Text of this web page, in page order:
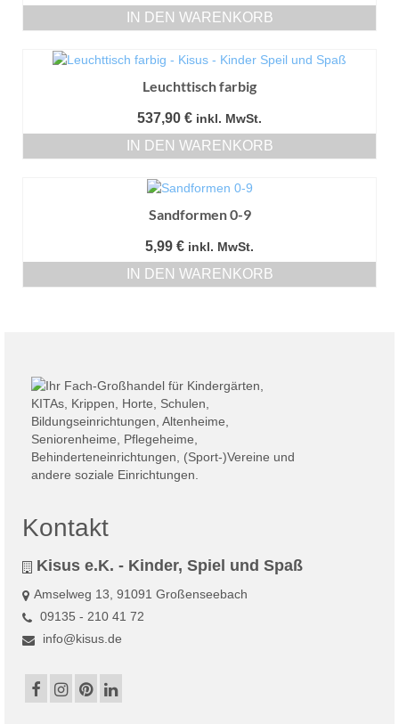
Optionen
Produktseite
werden
IN DEN WARENKORB
Leuchttisch farbig
537,90 € inkl. MwSt.
IN DEN WARENKORB
Sandformen 0-9
5,99 € inkl. MwSt.
IN DEN WARENKORB
Kontakt
Kisus e.K. - Kinder, Spiel und Spaß
Amselweg 13, 91091 Großenseebach
09135 - 210 41 72
info@kisus.de